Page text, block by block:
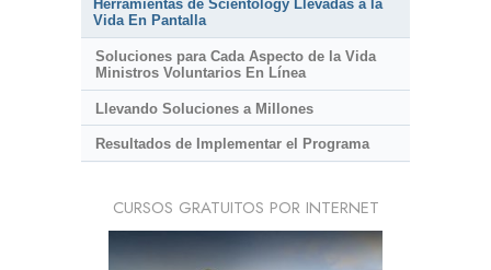
Herramientas de Scientology Llevadas a la
Vida En Pantalla
Soluciones para Cada Aspecto de la Vida
Ministros Voluntarios En Línea
Llevando Soluciones a Millones
Resultados de Implementar el Programa
CURSOS GRATUITOS POR INTERNET